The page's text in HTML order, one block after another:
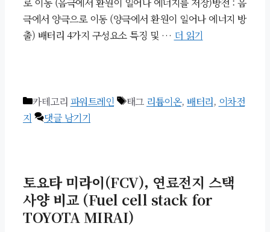
극에서 양극으로 이동 (양극에서 환원이 일어나 에너지 방
출) 배터리 4가지 구성요소 특징 및 … 더 읽기
카테고리 파워트레인 태그 리튬이온, 배터리, 이차전
지
댓글 남기기
토요타 미라이(FCV), 연료전지 스택
사양 비교 (Fuel cell stack for
TOYOTA MIRAI)